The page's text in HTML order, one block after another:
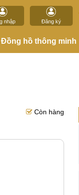
nhập Đăng ký
Đồng hồ thông minh
Còn hàng